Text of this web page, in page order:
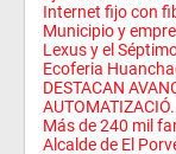
Internet fijo con
Municipio y
Lexus y el
Ecoferia
DESTACAN
Más de 240 mil
Alcalde de El